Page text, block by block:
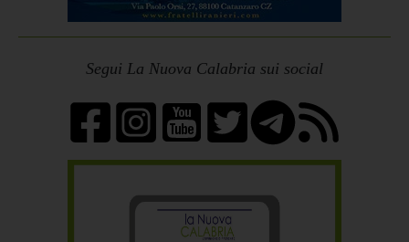
Segui La Nuova Calabria sui social